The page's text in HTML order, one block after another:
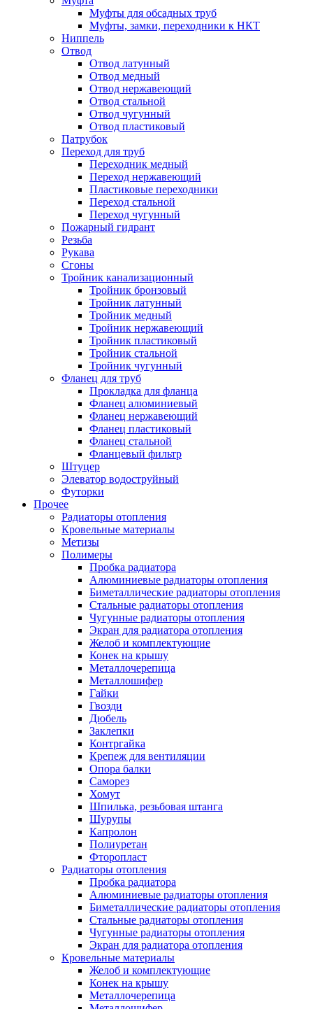
Муфты для обсадных труб
Муфты, замки, переходники к НКТ
Ниппель
Отвод
Отвод латунный
Отвод медный
Отвод нержавеющий
Отвод стальной
Отвод чугунный
Отвод пластиковый
Патрубок
Переход для труб
Переходник медный
Переход нержавеющий
Пластиковые переходники
Переход стальной
Переход чугунный
Пожарный гидрант
Резьба
Рукава
Сгоны
Тройник канализационный
Тройник бронзовый
Тройник латунный
Тройник медный
Тройник нержавеющий
Тройник пластиковый
Тройник стальной
Тройник чугунный
Фланец для труб
Прокладка для фланца
Фланец алюминиевый
Фланец нержавеющий
Фланец пластиковый
Фланец стальной
Фланцевый фильтр
Штуцер
Элеватор водоструйный
Футорки
Прочее
Радиаторы отопления
Кровельные материалы
Метизы
Полимеры
Пробка радиатора
Алюминиевые радиаторы отопления
Биметаллические радиаторы отопления
Стальные радиаторы отопления
Чугунные радиаторы отопления
Экран для радиатора отопления
Желоб и комплектующие
Конек на крышу
Металлочерепица
Металлошифер
Гайки
Гвозди
Дюбель
Заклепки
Контргайка
Крепеж для вентиляции
Опора балки
Саморез
Хомут
Шпилька, резьбовая штанга
Шурупы
Капролон
Полиуретан
Фторопласт
Радиаторы отопления
Пробка радиатора
Алюминиевые радиаторы отопления
Биметаллические радиаторы отопления
Стальные радиаторы отопления
Чугунные радиаторы отопления
Экран для радиатора отопления
Кровельные материалы
Желоб и комплектующие
Конек на крышу
Металлочерепица